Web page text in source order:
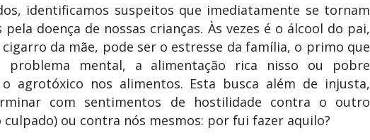
identificamos suspeitos que imediatamente se tornam
pela doença de nossas crianças. Às vezes é o álcool do pai,
da mãe, pode ser o estresse da família, o primo que
problema mental, a alimentação rica nisso ou pobre
agrotóxico nos alimentos. Esta busca além de injusta,
com sentimentos de hostilidade contra o outro
ou contra nós mesmos: por fui fazer aquilo?